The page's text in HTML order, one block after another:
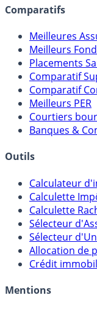
Comparatifs
Meilleures
Meilleurs
Placements
Comparatif
Comparatif
Meilleurs PER
Courtiers
Banques &
Outils
Calculateur
Calculette
Calculette
Sélecteur
Sélecteur
Allocation de
Crédit
Mentions